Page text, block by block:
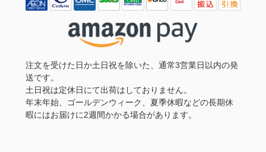
注文を受けた日か土日祝を除いた、通常3営業日以内の発
送です。
土日祝は定休日にて出荷はしておりません。
年末年始、ゴールデンウィーク、夏季休暇などの長期休
暇にはお届けに2週間かかる場合があります。